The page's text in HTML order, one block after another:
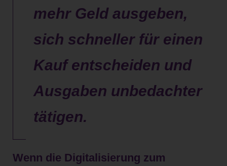
mehr Geld ausgeben,
sich schneller für einen
Kauf entscheiden und
Ausgaben unbedachter
tätigen.
Wenn die Digitalisierung zum